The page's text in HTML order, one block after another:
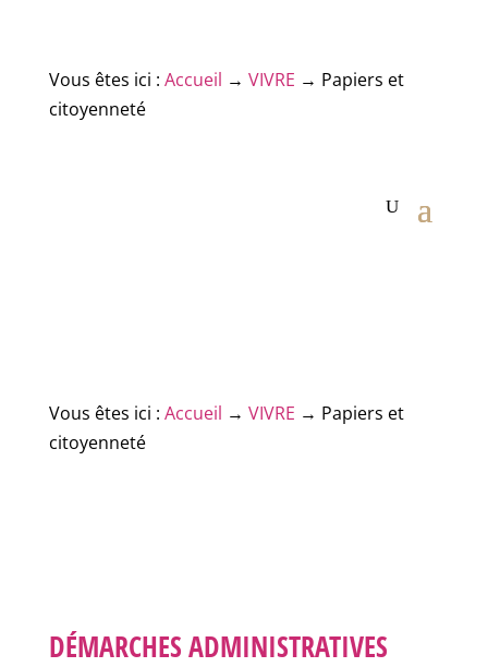
Vous êtes ici : Accueil → VIVRE → Papiers et
citoyenneté
Vous êtes ici : Accueil → VIVRE → Papiers et
citoyenneté
DÉMARCHES ADMINISTRATIVES